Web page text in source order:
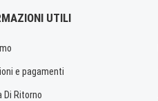
UTILI
e pagamenti
Di Ritorno